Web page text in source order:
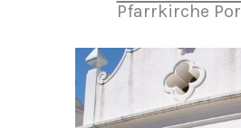
Pfarrkirche